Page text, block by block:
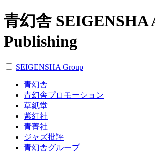
青幻舎 SEIGENSHA
Publishing
SEIGENSHA Group
青幻舎
青幻舎プロモーション
草紙堂
紫紅社
青菁社
ジャズ批評
青幻舎グループ